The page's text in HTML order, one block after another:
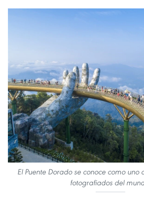
El Puente Dorado se conoce como uno
fotografiados del